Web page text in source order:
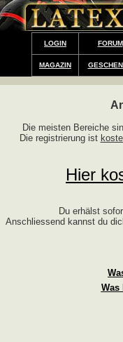
LOGIN FORUM
MAGAZIN
Die meisten Bereiche
Die registrierung ist
Hier
Du erhälst
Anschliessend kannst du
Was